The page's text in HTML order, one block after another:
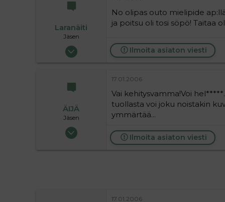
Laranäiti
Jäsen
05.07.2004
No olipas outo mielipide
ja poitsu oli tosi söpö! Taitaa
Ilmoita asiaton viesti
ÄIJÄ
Jäsen
25.07.2004
17.01.2006
Vai kehitysvamma!Voi
tuollasta voi joku noistakin
ymmärtää...
Ilmoita asiaton viesti
17.01.2006